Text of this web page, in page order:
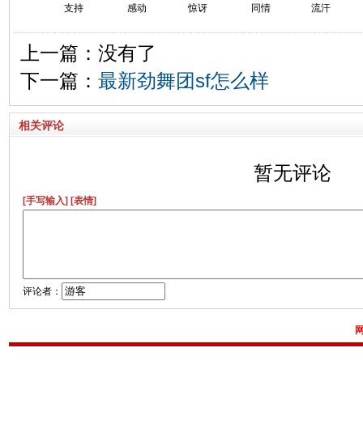
支持 感动 惊讶 同情 流汗
上一篇：没有了
下一篇： 最新劲舞团sf怎么样
相关评论
暂无评论
[手写输入] [表情]
评论者：